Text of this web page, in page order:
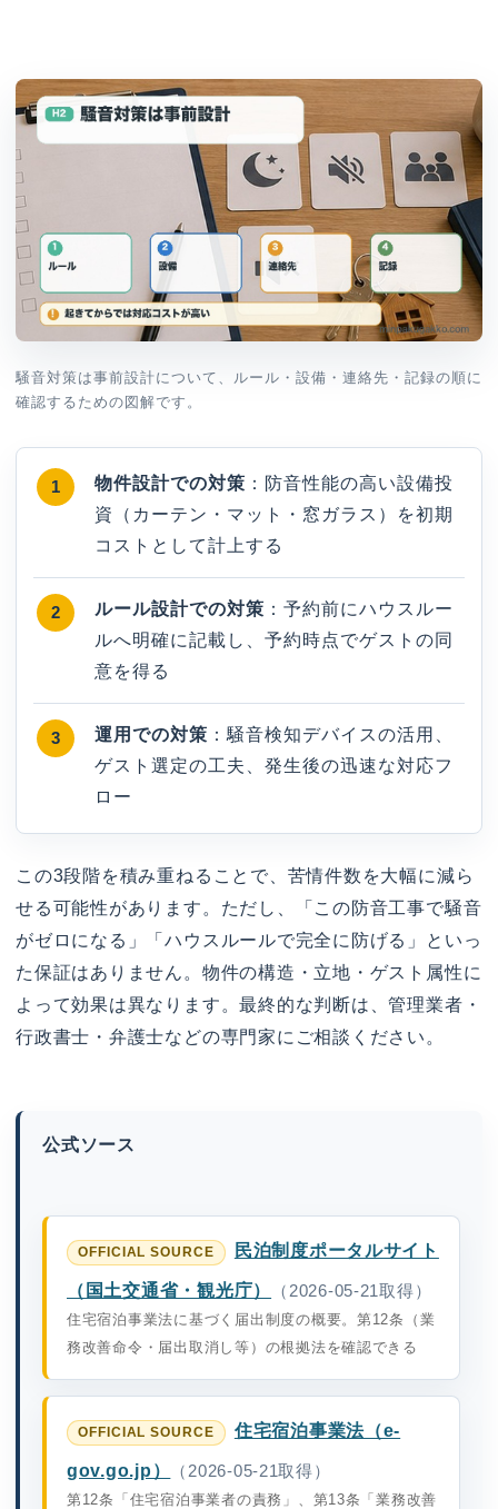
騒音対策は事前設計について、ルール・設備・連絡先・記録の順に
確認するための図解です。
物件設計での対策 ：防音性能の高い設備投
資（カーテン・マット・窓ガラス）を初期
コストとして計上する
ルール設計での対策 ：予約前にハウスルー
ルへ明確に記載し、予約時点でゲストの同
意を得る
運用での対策 ：騒音検知デバイスの活用、
ゲスト選定の工夫、発生後の迅速な対応フ
ロー
この3段階を積み重ねることで、苦情件数を大幅に減ら
せる可能性があります。ただし、「この防音工事で騒音
がゼロになる」「ハウスルールで完全に防げる」といっ
た保証はありません。物件の構造・立地・ゲスト属性に
よって効果は異なります。最終的な判断は、管理業者・
行政書士・弁護士などの専門家にご相談ください。
公式ソース
民泊制度ポータルサイト
（国土交通省・観光庁）
（2026-05-21取得）
住宅宿泊事業法に基づく届出制度の概要。第12条（業
務改善命令・届出取消し等）の根拠法を確認できる
住宅宿泊事業法（e-
gov.go.jp）
（2026-05-21取得）
第12条「住宅宿泊事業者の責務」、第13条「業務改善